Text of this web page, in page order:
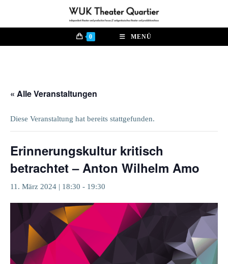
springen
0 MENÜ
« Alle Veranstaltungen
Diese Veranstaltung hat bereits stattgefunden.
Erinnerungskultur kritisch
betrachtet – Anton Wilhelm Amo
11. März 2024 | 18:30 - 19:30